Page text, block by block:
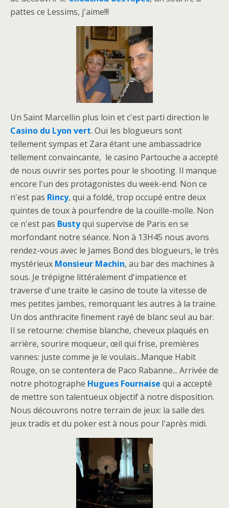
pattes ce Lessims, j'aime!!!
Un Saint Marcellin plus loin et c'est parti direction le
Casino du Lyon vert. Oui les blogueurs sont
tellement sympas et Zara étant une ambassadrice
tellement convaincante, le casino Partouche a accepté
de nous ouvrir ses portes pour le shooting. Il manque
encore l'un des protagonistes du week-end. Non ce
n'est pas Rincy, qui a foldé, trop occupé entre deux
quintes de toux à pourfendre de la couille-molle. Non
ce n'est pas Bustyqui supervise de Paris en se
morfondant notre séance. Non à 13H45 nous avons
rendez-vous avec le James Bond des blogueurs, le très
mystérieux Monsieur Machin, au bar des machines à
sous. Je trépigne littéralement d'impatience et
traverse d'une traite le casino de toute la vitesse de
mes petites jambes, remorquant les autres à la traine.
Un dos anthracite finement rayé de blanc seul au bar.
Il se retourne: chemise blanche, cheveux plaqués en
arrière, sourire moqueur, œil qui frise, premières
vannes: juste comme je le voulais...Manque Habit
Rouge, on se contentera de Paco Rabanne... Arrivée de
notre photographe Hugues Fournaise qui a accepté
de mettre son talentueux objectif à notre disposition.
Nous découvrons notre terrain de jeux: la salle des
jeux tradis et du poker est à nous pour l'après midi.